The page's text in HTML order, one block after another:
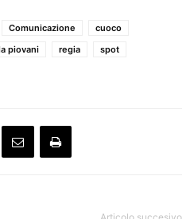
Comunicazione
cuoco
piovani regia
spot